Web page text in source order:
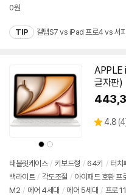
0원
TIP 갤탭S7 vs iPad 프로4 vs 서
상
품
색
상
상
품
상
APPLE
글자판)
별
4.8 (상
뷰
태블릿케이스 / 키보드형 / 64키 / 터치
백라이트 / 각도조절 / 아이패드호환프
M2 / 에어 4세대 / 에어 5세대 / 프로11